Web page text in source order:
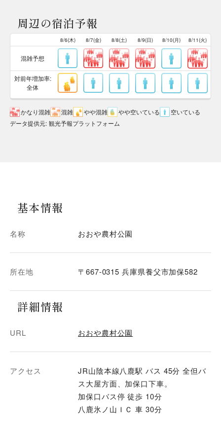
周辺の宿泊予報
8/6(木) 8/7(金) 8/8(土) 8/9(日) 8/10(月) 8/11(火)
混雑予想
対前年増加率:
全体
かなり混雑 混雑 やや混雑 やや空いている
空いている
データ提供元: 観光予報プラットフォーム
基本情報
名称 おおや農村公園
所在地 〒667-0315 兵庫県養父市加保582
詳細情報
URL おおや農村公園
アクセス
JR山陰本線八鹿駅 バス 45分 全但バ
ス大屋方面、加保口下車。
加保口バス停 徒歩 10分
八鹿氷ノ山ＩＣ 車 30分